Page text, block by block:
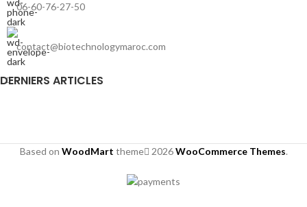
06-60-76-27-50
contact@biotechnologymaroc.com
DERNIERS ARTICLES
Based on WoodMart theme 2026WooCommerce Themes.